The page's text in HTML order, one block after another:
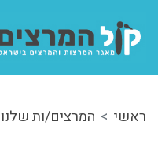
ראשי המרצים/ות שלנו